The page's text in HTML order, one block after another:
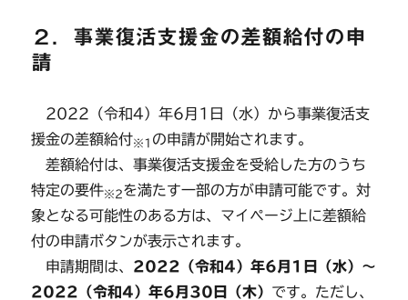
２．事業復活支援金の差額給付の申
請
2022（令和4）年6月1日（水）から事業復活支
援金の差額給付※1 の申請が開始されます。
差額給付は、事業復活支援金を受給した方のうち
特定の要件※2を満たす一部の方が申請可能です。対
象となる可能性のある方は、マイページ上に差額給
付の申請ボタンが表示されます。
申請期間は、 2022（令和4）年6月1日（水）～
2022（令和4）年6月30日（木） です。ただし、